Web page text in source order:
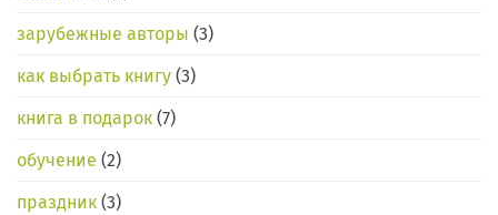
зарубежные авторы (3)
как выбрать книгу (3)
книга в подарок (7)
обучение (2)
праздник (3)